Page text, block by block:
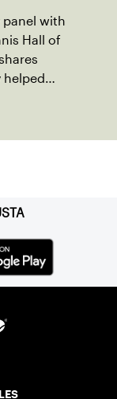
panel with
Hall of